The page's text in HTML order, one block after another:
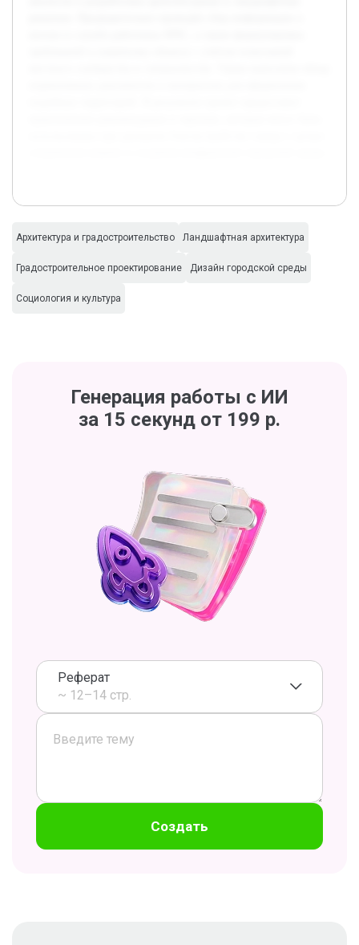
Архитектура и градостроительство Ландшафтная архитектура
Градостроительное проектирование Дизайн городской среды
Социология и культура
Генерация работы с ИИ
за 15 секунд от 199 р.
Реферат
~ 12–14 стр.
Создать